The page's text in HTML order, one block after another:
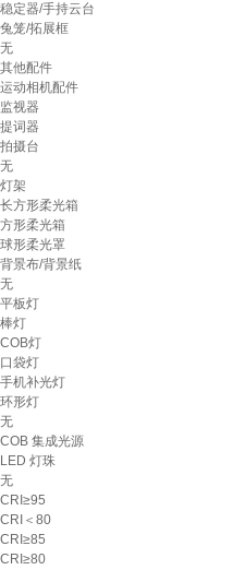
稳定器/手持云台
兔笼/拓展框
无
其他配件
运动相机配件
监视器
提词器
拍摄台
无
灯架
长方形柔光箱
方形柔光箱
球形柔光罩
背景布/背景纸
无
平板灯
棒灯
COB灯
口袋灯
手机补光灯
环形灯
无
COB 集成光源
LED 灯珠
无
CRI≥95
CRI＜80
CRI≥85
CRI≥80